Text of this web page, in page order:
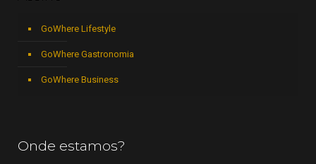
GoWhere Lifestyle
GoWhere Gastronomia
GoWhere Business
Onde estamos?